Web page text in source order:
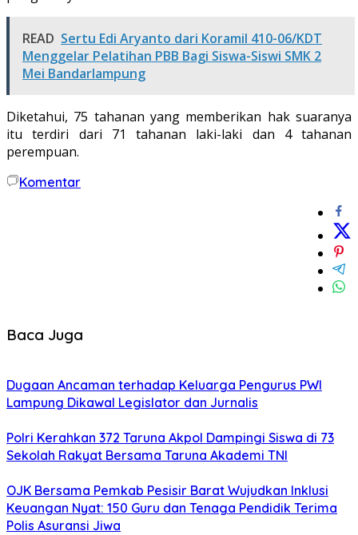
READ Sertu Edi Aryanto dari Koramil 410-06/KDT
Menggelar Pelatihan PBB Bagi Siswa-Siswi SMK 2
Mei Bandarlampung
Diketahui, 75 tahanan yang memberikan hak suaranya
itu terdiri dari 71 tahanan laki-laki dan 4 tahanan
perempuan.
Komentar
Baca Juga
Dugaan Ancaman terhadap Keluarga Pengurus PWI
Lampung Dikawal Legislator dan Jurnalis
Polri Kerahkan 372 Taruna Akpol Dampingi Siswa di 73
Sekolah Rakyat Bersama Taruna Akademi TNI
OJK Bersama Pemkab Pesisir Barat Wujudkan Inklusi
Keuangan Nyat: 150 Guru dan Tenaga Pendidik Terima
Polis Asuransi Jiwa